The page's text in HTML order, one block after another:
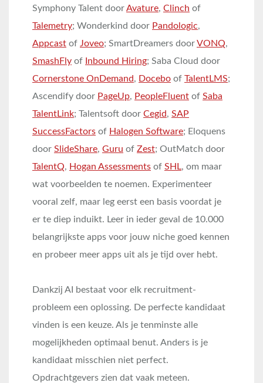
Symphony Talent doorAvature, Clinch of
Talemetry; Wonderkind door Pandologic,
Appcast of Joveo; SmartDreamers doorVONQ,
SmashFly of Inbound Hiring; Saba Cloud door
Cornerstone OnDemand, Docebo of TalentLMS;
Ascendify door PageUp, PeopleFluent of Saba
TalentLink; Talentsoft door Cegid, SAP
SuccessFactors of Halogen Software; Eloquens
door SlideShare, Guru of Zest; OutMatch door
TalentQ, Hogan Assessments of SHL, om maar
wat voorbeelden te noemen. Experimenteer
vooral zelf, maar leg eerst een basis voordat je
er te diep induikt. Leer in ieder geval de 10.000
belangrijkste apps voor jouw niche goed kennen
en probeer meer apps uit als je tijd over hebt.
Dankzij AI bestaat voor elk recruitment-
probleem een oplossing. De perfecte kandidaat
vinden is een keuze. Als je tenminste alle
mogelijkheden optimaal benut. Anders is je
kandidaat misschien niet perfect.
Opdrachtgevers zien dat vaak meteen.